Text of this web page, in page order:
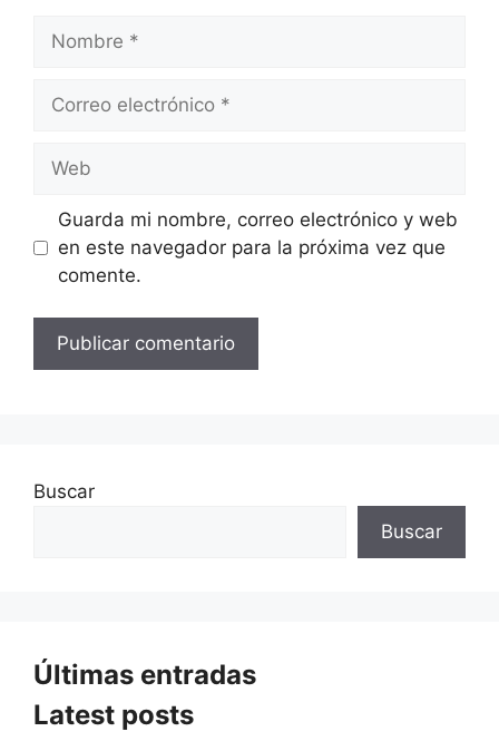
electrónico
Guarda mi nombre, correo electrónico y web
en este navegador para la próxima vez que
comente.
Buscar
Buscar
Últimas entradas
Latest posts